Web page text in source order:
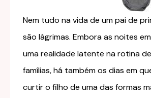
Nem tudo na vida de um pai de
são lágrimas. Embora as noites
uma realidade latente na rotina
famílias, há também os dias em
curtir o filho de uma das formas